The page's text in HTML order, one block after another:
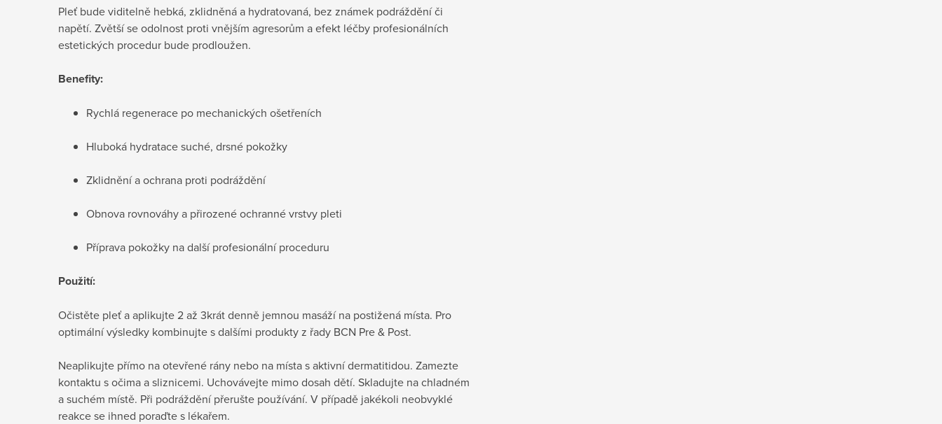
Pleť bude viditelně hebká, zklidněná a hydratovaná, bez známek podráždění či
napětí. Zvětší se odolnost proti vnějším agresorům a efekt léčby profesionálních
estetických procedur bude prodloužen.
Benefity:
Rychlá regenerace po mechanických ošetřeních
Hluboká hydratace suché, drsné pokožky
Zklidnění a ochrana proti podráždění
Obnova rovnováhy a přirozené ochranné vrstvy pleti
Příprava pokožky na další profesionální proceduru
Použití:
Očistěte pleť a aplikujte 2 až 3krát denně jemnou masáží na postižená místa. Pro
optimální výsledky kombinujte s dalšími produkty z řady BCN Pre & Post.
Neaplikujte přímo na otevřené rány nebo na místa s aktivní dermatitidou. Zamezte
kontaktu s očima a sliznicemi. Uchovávejte mimo dosah dětí. Skladujte na chladném
a suchém místě. Při podráždění přerušte používání. V případě jakékoli neobvyklé
reakce se ihned poraďte s lékařem.